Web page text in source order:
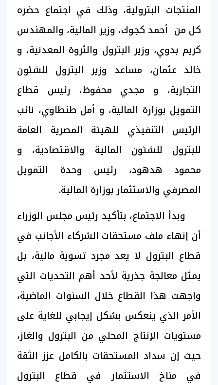
المنتجات البترولية، وذلك في اجتماع حضره
كل من أحمد كجوك، وزير المالية، والمهندس
كريم بدوي، وزير البترول والثروة المعدنية، و
خالد عثمان، مساعد وزير البترول للشئون
التجارية، و مجدي محفوظ، رئيس قطاع
التمويل بوزارة المالية، و أمل طنطاوي، نائب
الرئيس التنفيذي للهيئة المصرية العامة
للبترول للشئون المالية والاقتصادية، و
محمود هدهود، رئيس وحدة التمويل
المصرفي والاستثمار بوزارة المالية.
وبدأ الاجتماع، بتأكيد رئيس مجلس الوزراء
أن إنهاء ملف مستحقات الشركاء الأجانب في
قطاع البترول لا يعد مجرد تسوية مالية، بل
يمثل معالجة جذرية لأحد أهم التحديات التي
واجهت هذا القطاع خلال السنوات الماضية،
الأمر الذي ينعكس بشكل إيجابي للغاية على
مستويات الإنتاج المحلي من البترول والغاز،
حيث إن سداد المستحقات بالكامل عزز الثقة
في مناخ الاستثمار في قطاع البترول